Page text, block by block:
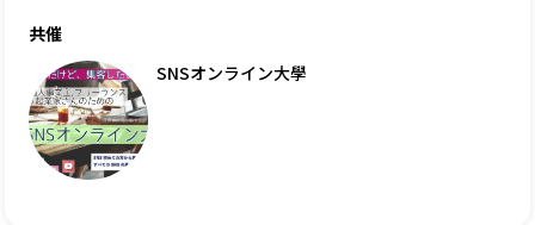
共催
SNSオンライン大學